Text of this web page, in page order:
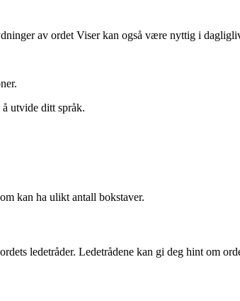
av ordet Viser kan også være nyttig i
utvide ditt språk.
kan ha ulikt antall bokstaver.
ledetråder. Ledetrådene kan gi deg hint om